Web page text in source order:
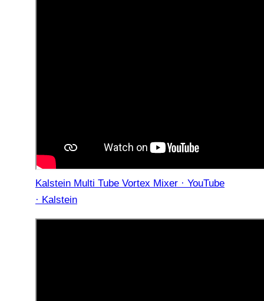
Kalstein Multi Tube Vortex Mixer · YouTube
· Kalstein